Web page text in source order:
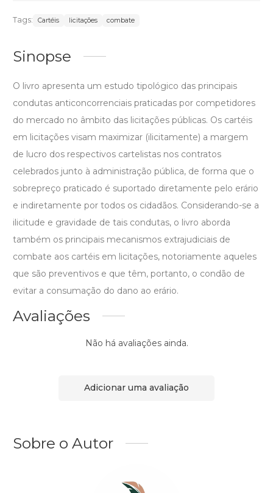
Tags: Cartéis licitações combate
Sinopse
O livro apresenta um estudo tipológico das principais
condutas anticoncorrenciais praticadas por competidores
do mercado no âmbito das licitações públicas. Os cartéis
em licitações visam maximizar (ilicitamente) a margem
de lucro dos respectivos cartelistas nos contratos
celebrados junto à administração pública, de forma que o
sobrepreço praticado é suportado diretamente pelo erário
e indiretamente por todos os cidadãos. Considerando-se a
ilicitude e gravidade de tais condutas, o livro aborda
também os principais mecanismos extrajudiciais de
combate aos cartéis em licitações, notoriamente aqueles
que são preventivos e que têm, portanto, o condão de
evitar a consumação do dano ao erário.
Avaliações
Não há avaliações ainda.
Adicionar uma avaliação
Sobre o Autor